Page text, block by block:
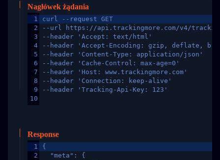
Nagłówek żądania
1
2
3
4
5
6
7
8
9
10
curl --request GET
--url https://api.trackingmore.com/v4/trackings/
--header 'Accept: text/html'
--header 'Accept-Encoding: gzip, deflate,
--header 'Content-Type: application/json'
--header 'Cache-Control: max-age=0'
--header 'Host: www.trackingmore.com'
--header 'Connection: keep-alive'
--header 'Tracking-Api-Key: 123'
Response
1
2
{
  "meta": {